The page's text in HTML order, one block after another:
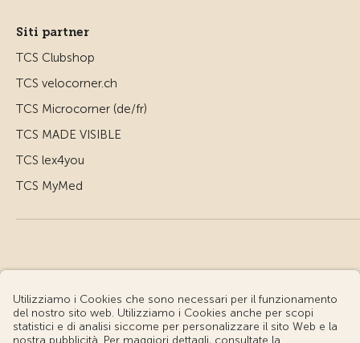
Siti partner
TCS Clubshop
TCS velocorner.ch
TCS Microcorner (de/fr)
TCS MADE VISIBLE
TCS lex4you
TCS MyMed